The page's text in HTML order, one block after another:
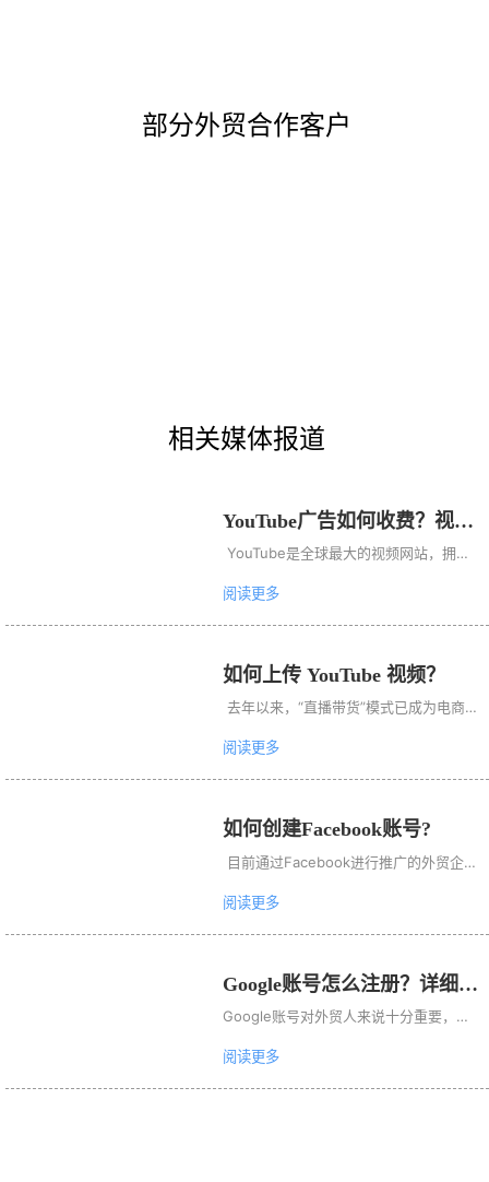
部分外贸合作客户
相关媒体报道
YouTube广告如何收费？视频
广告多少钱？
YouTube是全球最大的视频网站，拥有
题：YouTube是怎么收费的？YouTube
的广告费需要多少？  以现在的广告数据
来说，广告主支付YouTube广告费的平
均费用是10美分到30美分，平均每日预
大约需要支付10美分到30美分的价格。
不过这个价格是预估整个市场的平均价
少...
阅读更多
如何上传 YouTube 视频？
去年以来，“直播带货”模式已成为电商营
来说有没有这样的“红利渠道”帮助我们带
来大量的海外订单呢？  当然有！ 这就是
我们今天的主角YouTube   其实我们早在
“抢占风口！用YouTube开发海外客户，
相关方法及优势。今天我们就来主要了解
一下有关YouTube视频上传的详细步
阅读更多
如何创建Facebook账号?
目前通过Facebook进行推广的外贸企
至有4%的活跃B2B客户是完全不做
因为他们发现Facebook的转化成本很低.
Facebook是全球领先的社交媒体平台，
据最新的统计数据，Facebook月活跃用
户已超过26亿。在数字化浪潮下，这样
阅读更多
Google账号怎么注册？详细的
教程来了！
Google账号对外贸人来说十分重要，通
阅读更多